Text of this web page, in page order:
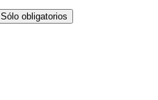
Sólo obligatorios